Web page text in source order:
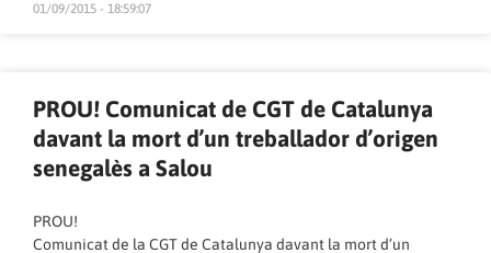
01/09/2015 - 18:59:07
PROU! Comunicat de CGT de Catalunya
davant la mort d’un treballador d’origen
senegalès a Salou
PROU!
Comunicat de la CGT de Catalunya davant la mort d’un